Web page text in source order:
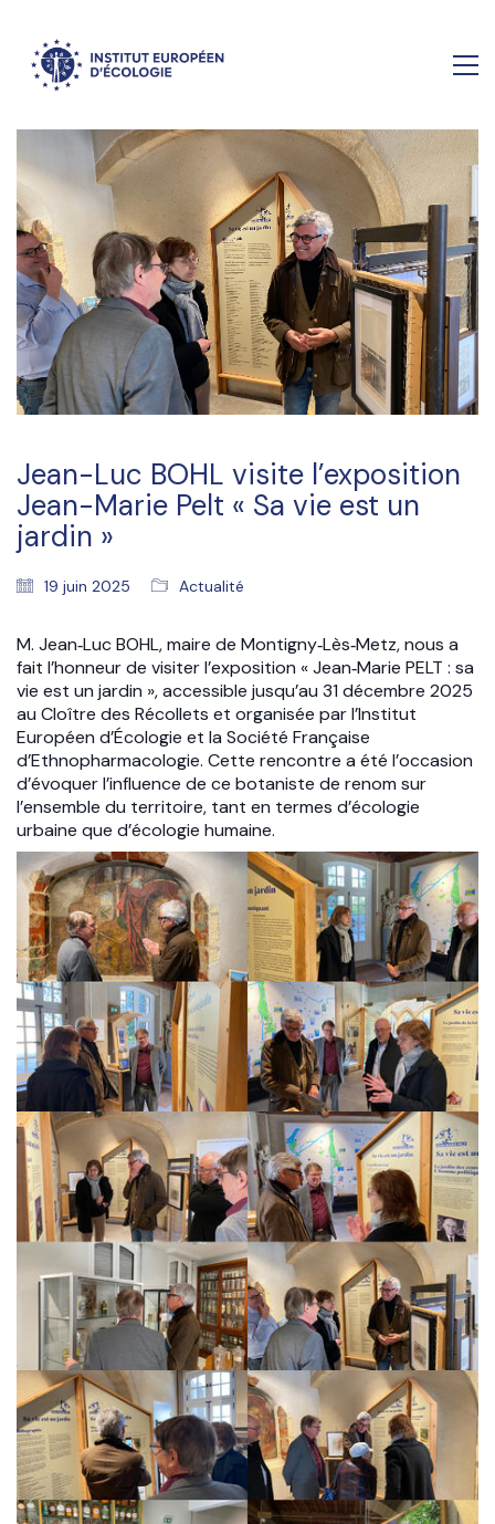
Jean-Luc BOHL visite l’exposition
Jean-Marie Pelt « Sa vie est un
jardin »
19 juin 2025 Actualité
M. Jean‑Luc BOHL, maire de Montigny‑Lès‑Metz, nous a
fait l’honneur de visiter l’exposition « Jean‑Marie PELT : sa
vie est un jardin », accessible jusqu’au 31 décembre 2025
au Cloître des Récollets et organisée par l’Institut
Européen d’Écologie et la Société Française
d’Ethnopharmacologie. Cette rencontre a été l’occasion
d’évoquer l’influence de ce botaniste de renom sur
l’ensemble du territoire, tant en termes d’écologie
urbaine que d’écologie humaine.